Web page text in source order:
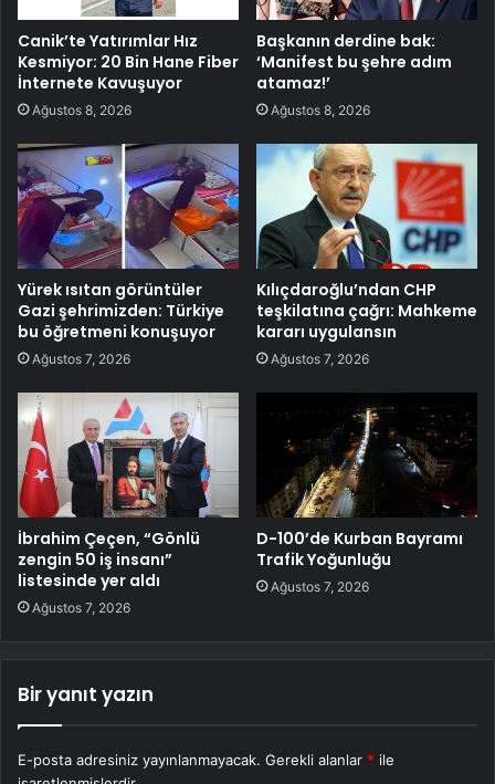
Canik’te Yatırımlar Hız
Kesmiyor: 20 Bin Hane Fiber
İnternete Kavuşuyor
Ağustos 8, 2026
Başkanın derdine bak:
‘Manifest bu şehre adım
atamaz!’
Ağustos 8, 2026
Yürek ısıtan görüntüler
Gazi şehrimizden: Türkiye
bu öğretmeni konuşuyor
Ağustos 7, 2026
Kılıçdaroğlu’ndan CHP
teşkilatına çağrı: Mahkeme
kararı uygulansın
Ağustos 7, 2026
İbrahim Çeçen, “Gönlü
zengin 50 iş insanı”
listesinde yer aldı
Ağustos 7, 2026
D-100’de Kurban Bayramı
Trafik Yoğunluğu
Ağustos 7, 2026
Bir yanıt yazın
E-posta adresiniz yayınlanmayacak. Gerekli alanlar * ile